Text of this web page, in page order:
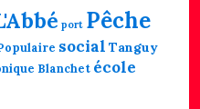
port Pêche
social Tanguy
Blanchet école